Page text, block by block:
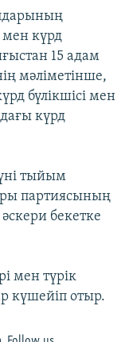
күрд
15 адам
мәліметінше,
бүлікшісі мен
күрд
тыйым
партиясының
бекетке
мен түрік
күшейіп отыр.